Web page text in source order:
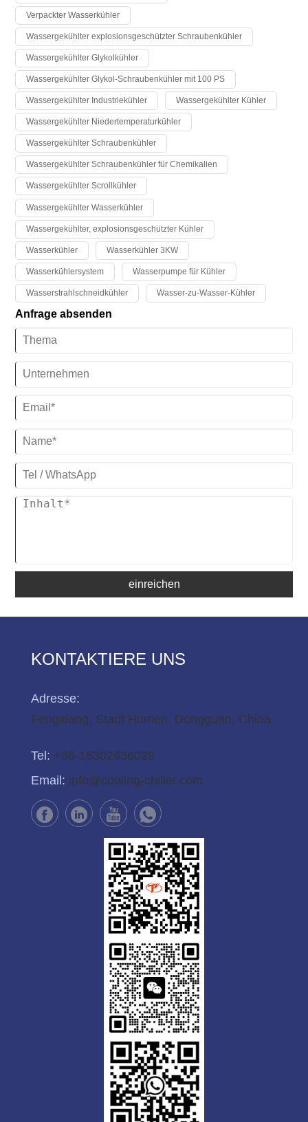
Verpackter Wasserkühler
Wassergekühlter explosionsgeschützter Schraubenkühler
Wassergekühlter Glykolkühler
Wassergekühlter Glykol-Schraubenkühler mit 100 PS
Wassergekühlter Industriekühler Wassergekühlter Kühler
Wassergekühlter Niedertemperaturkühler
Wassergekühlter Schraubenkühler
Wassergekühlter Schraubenkühler für Chemikalien
Wassergekühlter Scrollkühler
Wassergekühlter Wasserkühler
Wassergekühlter, explosionsgeschützter Kühler
Wasserkühler Wasserkühler 3KW
Wasserkühlersystem Wasserpumpe für Kühler
Wasserstrahlschneidkühler Wasser-zu-Wasser-Kühler
Anfrage absenden
einreichen
KONTAKTIERE UNS
Adresse:
Fengxiang, Stadt Humen, Dongguan, China
Tel: +86-15302636029
Email: info@cooling-chiller.com